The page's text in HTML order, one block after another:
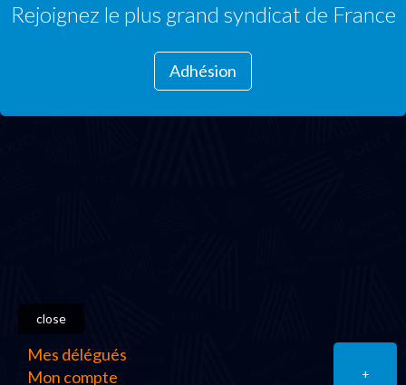
Rejoignez le plus grand syndicat de France
Adhésion
+
close
Mes délégués
Mon compte